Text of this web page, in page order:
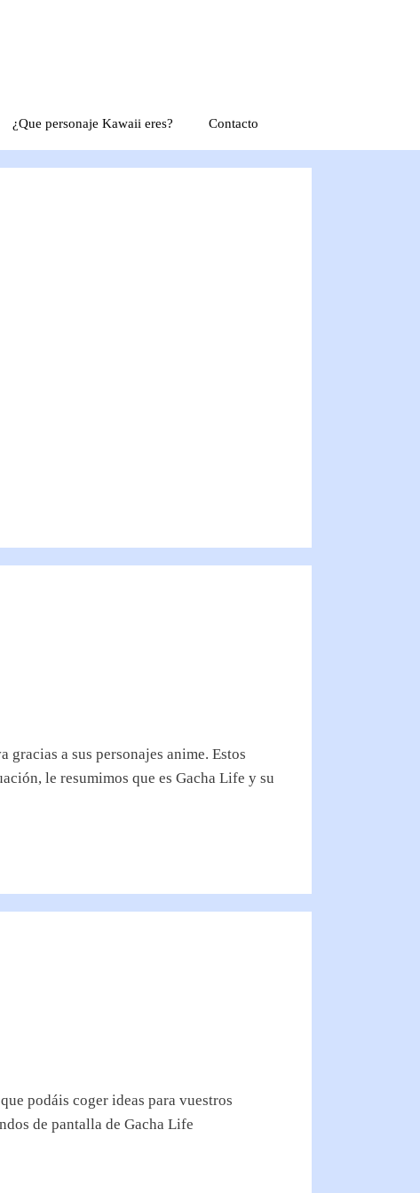
¿Que personaje Kawaii eres? Contacto
a sus personajes anime. Estos
le resumimos que es Gacha Life y su
podáis coger ideas para vuestros
de pantalla de Gacha Life